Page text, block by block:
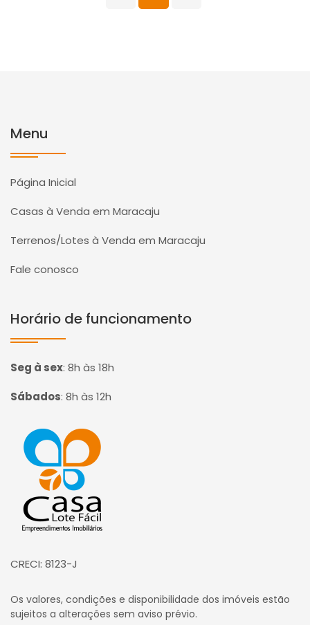
Menu
Página Inicial
Casas à Venda em Maracaju
Terrenos/Lotes à Venda em Maracaju
Fale conosco
Horário de funcionamento
Seg à sex: 8h às 18h
Sábados: 8h às 12h
Página inicial
CRECI: 8123-J
Os valores, condições e disponibilidade dos imóveis estão
sujeitos a alterações sem aviso prévio.